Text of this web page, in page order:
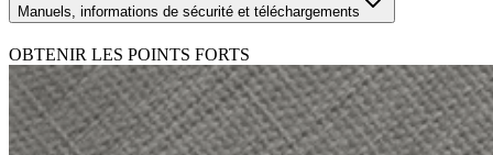
Manuels, informations de sécurité et téléchargements
OBTENIR LES POINTS FORTS